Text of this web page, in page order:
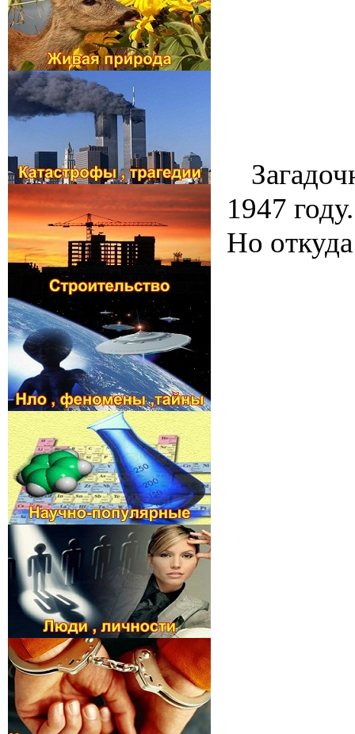
1947
Но